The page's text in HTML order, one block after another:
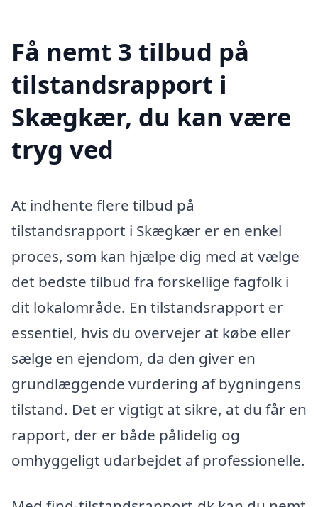
Få nemt 3 tilbud på
tilstandsrapport i
Skægkær, du kan være
tryg ved
At indhente flere tilbud på
tilstandsrapport i Skægkær er en enkel
proces, som kan hjælpe dig med at vælge
det bedste tilbud fra forskellige fagfolk i
dit lokalområde. En tilstandsrapport er
essentiel, hvis du overvejer at købe eller
sælge en ejendom, da den giver en
grundlæggende vurdering af bygningens
tilstand. Det er vigtigt at sikre, at du får en
rapport, der er både pålidelig og
omhyggeligt udarbejdet af professionelle.